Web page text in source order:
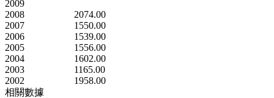
2009
2008
2074.00
2007
1550.00
2006
1539.00
2005
1556.00
2004
1602.00
2003
1165.00
2002
1958.00
相關數據